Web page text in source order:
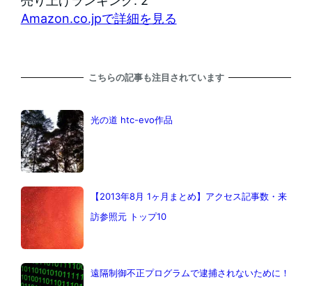
Amazon.co.jpで詳細を見る
こちらの記事も注目されています
光の道 htc-evo作品
【2013年8月 1ヶ月まとめ】アクセス記事数・来
訪参照元 トップ10
遠隔制御不正プログラムで逮捕されないために！